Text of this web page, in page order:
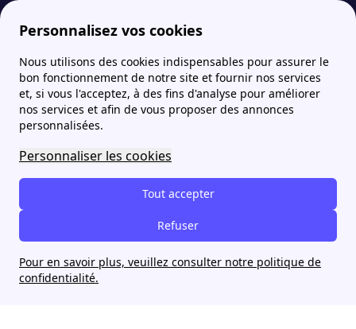
Personnalisez vos cookies
Nous utilisons des cookies indispensables pour assurer le
bon fonctionnement de notre site et fournir nos services
et, si vous l'acceptez, à des fins d'analyse pour améliorer
nos services et afin de vous proposer des annonces
personnalisées.
Personnaliser les cookies
Tout accepter
Refuser
Pour en savoir plus, veuillez consulter notre politique de
confidentialité.
Fournisseur-Energie Actualités TotalEnergies envisage une réduction du plafonnement des carburants
TotalEnergies envisage une
réduction du plafonnement
des carburants
8 juillet 2024